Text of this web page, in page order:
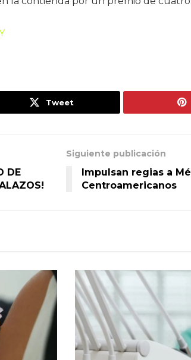
Tweet
DE
Siguiente publicación
Impulsan regias a
Centroamericanos